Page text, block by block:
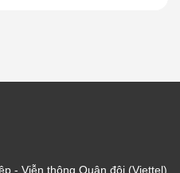
- Viễn thông Quân đội (Viettel)